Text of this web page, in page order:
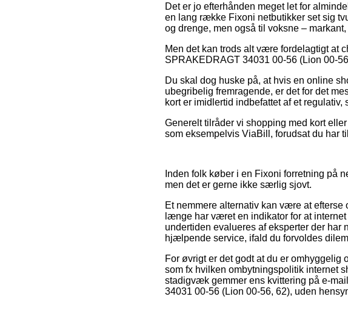
Det er jo efterhånden meget let for
en lang række Fixoni netbutikker set sig
og drenge, men også til voksne –
Men det kan trods alt være fordelagtigt at
SPRAKEDRAGT 34031 00-56 (Lion 00-
Du skal dog huske på, at hvis en online
ubegribelig fremragende, er det for det
kort er imidlertid indbefattet af et
Generelt tilråder vi shopping med kort
som eksempelvis ViaBill, forudsat du har
Inden folk køber i en Fixoni forretning på
men det er gerne ikke særlig sjovt.
Et nemmere alternativ kan være at
længe har været en indikator for at
undertiden evalueres af eksperter der
hjælpende service, ifald du forvoldes
For øvrigt er det godt at du er
som fx hvilken ombytningspolitik internet
stadigvæk gemmer ens kvittering på e-
34031 00-56 (Lion 00-56, 62), uden